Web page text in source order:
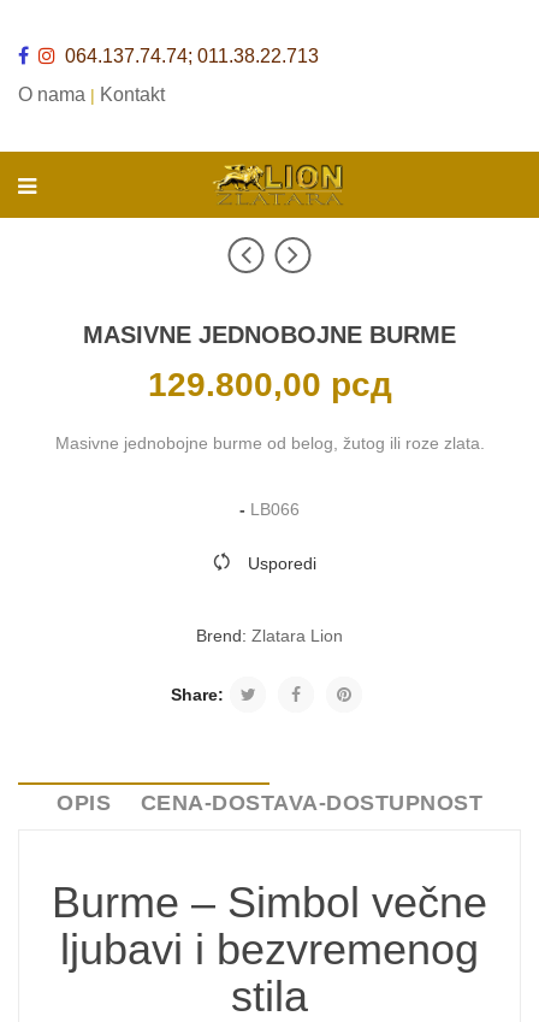
064.137.74.74; 011.38.22.713
O nama | Kontakt
MASIVNE JEDNOBOJNE BURME
129.800,00 рсд
Masivne jednobojne burme od belog, žutog ili roze zlata.
- LB066
Usporedi
Brend: Zlatara Lion
Share:
OPIS CENA-DOSTAVA-DOSTUPNOST
Burme – Simbol večne
ljubavi i bezvremenog
stila